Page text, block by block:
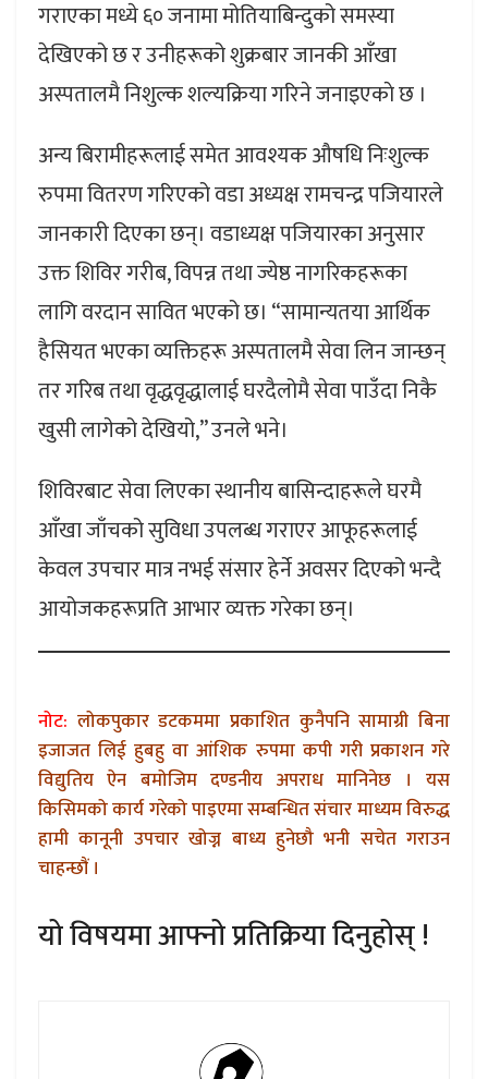
गराएका मध्ये ६० जनामा मोतियाबिन्दुको समस्या
देखिएको छ र उनीहरूको शुक्रबार जानकी आँखा
अस्पतालमै निशुल्क शल्यक्रिया गरिने जनाइएकाे छ ।
अन्य बिरामीहरूलाई समेत आवश्यक औषधि निःशुल्क
रुपमा वितरण गरिएको वडा अध्यक्ष रामचन्द्र पजियारले
जानकारी दिएका छन्। वडाध्यक्ष पजियारका अनुसार
उक्त शिविर गरीब, विपन्न तथा ज्येष्ठ नागरिकहरूका
लागि वरदान सावित भएको छ। “सामान्यतया आर्थिक
हैसियत भएका व्यक्तिहरू अस्पतालमै सेवा लिन जान्छन्
तर गरिब तथा वृद्धवृद्धालाई घरदैलोमै सेवा पाउँदा निकै
खुसी लागेको देखियो,” उनले भने।
शिविरबाट सेवा लिएका स्थानीय बासिन्दाहरूले घरमै
आँखा जाँचको सुविधा उपलब्ध गराएर आफूहरूलाई
केवल उपचार मात्र नभई संसार हेर्ने अवसर दिएको भन्दै
आयोजकहरूप्रति आभार व्यक्त गरेका छन्।
नोट: लोकपुकार डटकममा प्रकाशित कुनैपनि सामाग्री बिना
इजाजत लिई हुबहु वा आंशिक रुपमा कपी गरी प्रकाशन गरे
विद्युतिय ऐन बमोजिम दण्डनीय अपराध मानिनेछ । यस
किसिमको कार्य गरेको पाइएमा सम्बन्धित संचार माध्यम विरुद्ध
हामी कानूनी उपचार खोज्न बाध्य हुनेछौ भनी सचेत गराउन
चाहन्छौं ।
यो विषयमा आफ्नो प्रतिक्रिया दिनुहोस् !